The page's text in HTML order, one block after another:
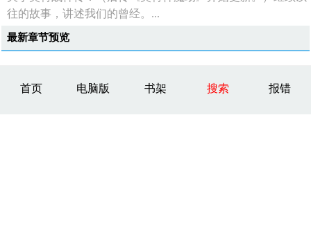
往的故事，讲述我们的曾经。...
最新章节预览
首页 电脑版 书架 搜索 报错